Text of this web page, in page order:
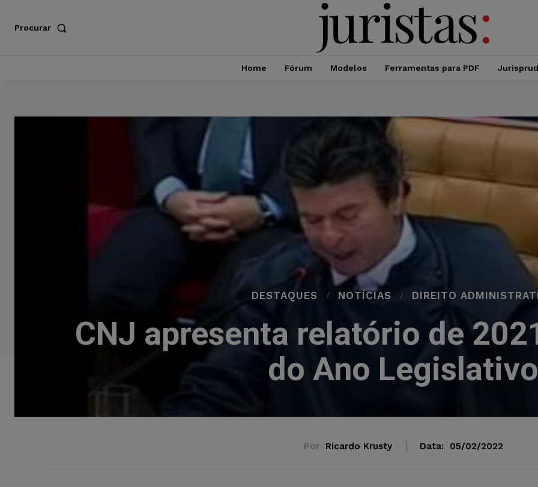
Procurar
Home Fórum Modelos Ferramentas para PDF
DESTAQUES NOTÍCIAS DIREITO
CNJ apresenta relatório de
do Ano
Por Ricardo Krusty Data: 05/02/2022